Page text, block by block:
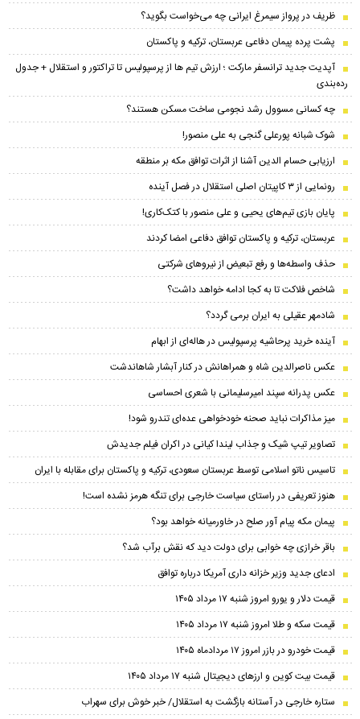
ظریف در پرواز سیمرغ ایرانی چه می‌خواست بگوید؟
پشت پرده پیمان دفاعی عربستان، ترکیه و پاکستان
​آپدیت جدید ترانسفر مارکت ؛ ارزش تیم ها از پرسپولیس تا تراکتور و استقلال + جدول
رده‌بندی
چه کسانی مسوول رشد نجومی ساخت مسکن هستند؟
شوک شبانه پورعلی گنجی به علی منصور!
ارزیابی حسام الدین آشنا از اثرات توافق مکه بر منطقه
رونمایی از ۳ کاپیتان اصلی استقلال در فصل آینده
پایان بازی تیم‌های یحیی و علی منصور با کتک‌کاری!
عربستان، ترکیه و پاکستان توافق دفاعی امضا کردند
حذف واسطه‌ها و رفع تبعیض از نیروهای شرکتی
شاخص فلاکت تا به کجا ادامه خواهد داشت؟
شادمهر عقیلی به ایران برمی گردد؟
آینده خرید پرحاشیه‌ پرسپولیس در هاله‌ای از ابهام
عکس ناصرالدین شاه و همراهانش در کنار آبشار شاهاندشت
عکس پدرانه سپند امیرسلیمانی با شعری احساسی
میز مذاکرات نباید صحنه خودخواهی عده‌ای تندرو شود!
تصاویر تیپ شیک و جذاب لیندا کیانی در اکران فیلم جدیدش
تاسیس ناتو اسلامی توسط عربستان سعودی، ترکیه و پاکستان برای مقابله با ایران
هنوز تعریفی در راستای سیاست خارجی برای تنگه هرمز نشده است!
پیمان مکه پیام آور صلح در خاورمیانه خواهد بود؟
باقر خرازی چه خوابی برای دولت دید که نقش برآب شد؟
ادعای جدید وزیر خزانه داری آمریکا درباره توافق
قیمت دلار و یورو امروز شنبه ۱۷ مرداد ۱۴۰۵
قیمت سکه و طلا امروز شنبه ۱۷ مرداد ۱۴۰۵
قیمت خودرو در بازر امروز ۱۷ مردادماه ۱۴۰۵
قیمت بیت کوین و ارز‌های دیجیتال شنبه ۱۷ مرداد ۱۴۰۵
ستاره خارجی در آستانه بازگشت به استقلال/ خبر خوش برای سهراب